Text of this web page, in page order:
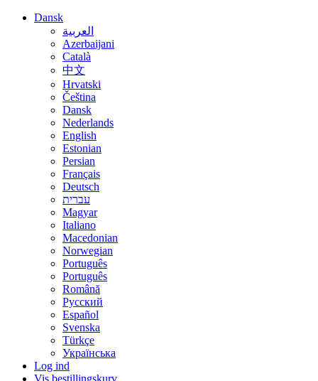
Dansk
العربية
Azerbaijani
Català
中文
Hrvatski
Čeština
Dansk
Nederlands
English
Estonian
Persian
Français
Deutsch
עברית
Magyar
Italiano
Macedonian
Norwegian
Português
Português
Română
Русский
Español
Svenska
Türkçe
Українська
Log ind
Vis bestillingskurv